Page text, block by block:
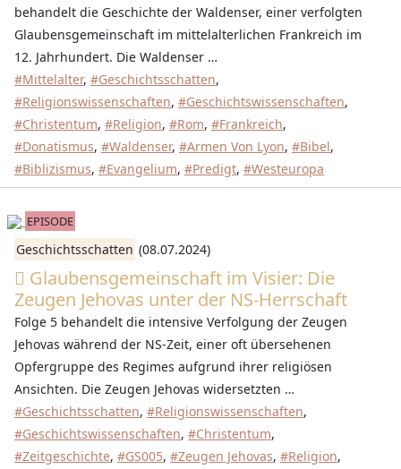
behandelt die Geschichte der Waldenser, einer verfolgten
Glaubensgemeinschaft im mittelalterlichen Frankreich im
12. Jahrhundert. Die Waldenser …
#Mittelalter, #Geschichtsschatten,
#Religionswissenschaften, #Geschichtswissenschaften,
#Christentum, #Religion, #Rom, #Frankreich,
#Donatismus, #Waldenser, #Armen Von Lyon, #Bibel,
#Biblizismus, #Evangelium, #Predigt, #Westeuropa
EPISODE
Geschichtsschatten (08.07.2024)
Glaubensgemeinschaft im Visier: Die
Zeugen Jehovas unter der NS-Herrschaft
Folge 5 behandelt die intensive Verfolgung der Zeugen
Jehovas während der NS-Zeit, einer oft übersehenen
Opfergruppe des Regimes aufgrund ihrer religiösen
Ansichten. Die Zeugen Jehovas widersetzten …
#Geschichtsschatten, #Religionswissenschaften,
#Geschichtswissenschaften, #Christentum,
#Zeitgeschichte, #GS005, #Zeugen Jehovas, #Religion,